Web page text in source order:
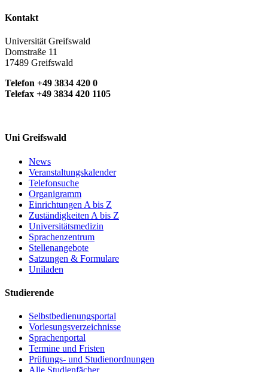
Kontakt
Universität Greifswald
Domstraße 11
17489 Greifswald
Telefon +49 3834 420 0
Telefax +49 3834 420 1105
Uni Greifswald
News
Veranstaltungskalender
Telefonsuche
Organigramm
Einrichtungen A bis Z
Zuständigkeiten A bis Z
Universitätsmedizin
Sprachenzentrum
Stellenangebote
Satzungen & Formulare
Uniladen
Studierende
Selbstbedienungsportal
Vorlesungsverzeichnisse
Sprachenportal
Termine und Fristen
Prüfungs- und Studienordnungen